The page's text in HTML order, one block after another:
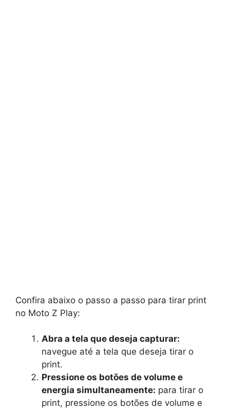
Confira abaixo o passo a passo para tirar print
no Moto Z Play:
Abra a tela que deseja capturar:
navegue até a tela que deseja tirar o
print.
Pressione os botões de volume e
energia simultaneamente: para tirar o
print, pressione os botões de volume e